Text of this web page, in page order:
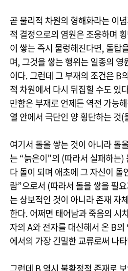
곧 물리적 차원의 형해화라는 이
적 결정으로의 염원은 조응하며
이 쌓는 즉시 물렁해진다면, 돌탑
며, 그것을 쌓는 행위는 일종의 영
이다. 그런데 그 부재의 조건은 B
적 차원에서 다시 뒤집힐 수도 있
만함은 부재로 언제든 역전 가능
열 안에서 극단인 양 횡단하는 것(
여기서 돌을 쌓는 것이 아니라 돌
는 “늙은이”의 (따라서 실패하는)
다 돌이 되며 애초에 그 자신이 돌
람”으로서 (따라서 돌을 쌓을 필
는 상보적인 것이 아니라 존재 자
한다. 어쩌면 태어남과 죽음의 시
자의 A와 전자를 대신해서 온 B
에서의 가장 긴밀한 교류로써 나
그런데 B 역시 불확정적 존재로